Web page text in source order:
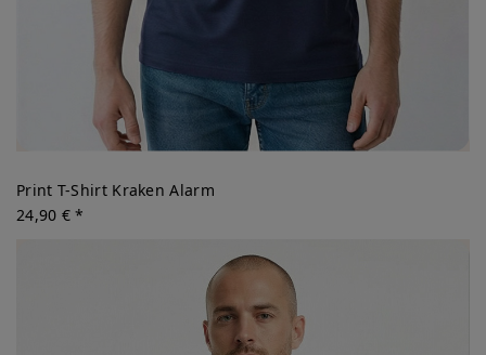
Print T-Shirt Kraken Alarm
24,90 € *